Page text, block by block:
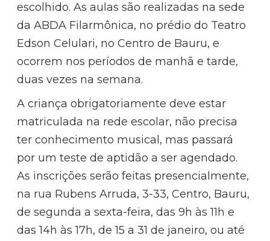
escolhido. As aulas são realizadas na sede
da ABDA Filarmônica, no prédio do Teatro
Edson Celulari, no Centro de Bauru, e
ocorrem nos períodos de manhã e tarde,
duas vezes na semana.
A criança obrigatoriamente deve estar
matriculada na rede escolar, não precisa
ter conhecimento musical, mas passará
por um teste de aptidão a ser agendado.
As inscrições serão feitas presencialmente,
na rua Rubens Arruda, 3-33, Centro, Bauru,
de segunda a sexta-feira, das 9h às 11h e
das 14h às 17h, de 15 a 31 de janeiro, ou até